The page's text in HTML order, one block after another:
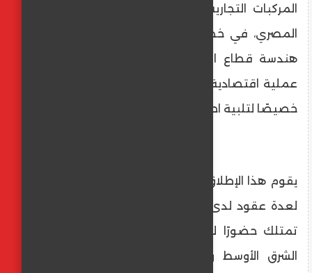
المركبات التجارية من دونج فينج في السوق
المصري، في خطوة تمكّن رؤية الشركة لإعادة
هندسة قطاع النقل التجاري من خلال حلول
عملية اقتصادية، ومجموعة مركبات مصممة
خصيصًا لتلبية احتياجات السوق.
يقوم هذا الإطلاق على قاعدة خبرة وقوة تمتد
لعدة عقود لدى مجموعة بخيتان مصر، والتي
تمتلك حضورًا لافتًا في أسواق متعددة من
الشرق الأوسط وشمال أفريقيا في قطاعات